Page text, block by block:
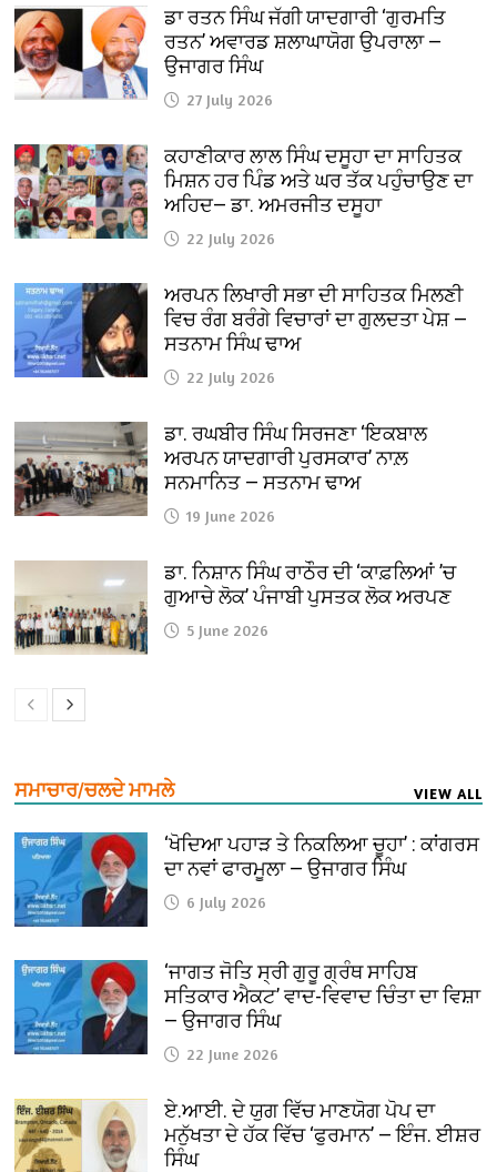
ਡਾ ਰਤਨ ਸਿੰਘ ਜੱਗੀ ਯਾਦਗਾਰੀ ‘ਗੁਰਮਤਿ
ਰਤਨ’ ਅਵਾਰਡ ਸ਼ਲਾਘਾਯੋਗ ਉਪਰਾਲਾ —
ਉਜਾਗਰ ਸਿੰਘ
27 July 2026
ਕਹਾਣੀਕਾਰ ਲਾਲ ਸਿੰਘ ਦਸੂਹਾ ਦਾ ਸਾਹਿਤਕ
ਮਿਸ਼ਨ ਹਰ ਪਿੰਡ ਅਤੇ ਘਰ ਤੱਕ ਪਹੁੰਚਾਉਣ ਦਾ
ਅਹਿਦ— ਡਾ. ਅਮਰਜੀਤ ਦਸੂਹਾ
22 July 2026
ਅਰਪਨ ਲਿਖਾਰੀ ਸਭਾ ਦੀ ਸਾਹਿਤਕ ਮਿਲਣੀ
ਵਿਚ ਰੰਗ ਬਰੰਗੇ ਵਿਚਾਰਾਂ ਦਾ ਗੁਲਦਤਾ ਪੇਸ਼ —
ਸਤਨਾਮ ਸਿੰਘ ਢਾਅ
22 July 2026
ਡਾ. ਰਘਬੀਰ ਸਿੰਘ ਸਿਰਜਣਾ ‘ਇਕਬਾਲ
ਅਰਪਨ ਯਾਦਗਾਰੀ ਪੁਰਸਕਾਰ’ ਨਾਲ਼
ਸਨਮਾਨਿਤ — ਸਤਨਾਮ ਢਾਅ
19 June 2026
ਡਾ. ਨਿਸ਼ਾਨ ਸਿੰਘ ਰਾਠੌਰ ਦੀ ‘ਕਾਫ਼ਲਿਆਂ ’ਚ
ਗੁਆਚੇ ਲੋਕ’ ਪੰਜਾਬੀ ਪੁਸਤਕ ਲੋਕ ਅਰਪਣ
5 June 2026
ਸਮਾਚਾਰ/ਚਲਦੇ ਮਾਮਲੇ VIEW ALL
‘ਖੋਦਿਆ ਪਹਾੜ ਤੇ ਨਿਕਲਿਆ ਚੂਹਾ’ : ਕਾਂਗਰਸ
ਦਾ ਨਵਾਂ ਫਾਰਮੂਲਾ — ਉਜਾਗਰ ਸਿੰਘ
6 July 2026
‘ਜਾਗਤ ਜੋਤਿ ਸ੍ਰੀ ਗੁਰੂ ਗ੍ਰੰਥ ਸਾਹਿਬ
ਸਤਿਕਾਰ ਐਕਟ’ ਵਾਦ-ਵਿਵਾਦ ਚਿੰਤਾ ਦਾ ਵਿਸ਼ਾ
— ਉਜਾਗਰ ਸਿੰਘ
22 June 2026
ਏ.ਆਈ. ਦੇ ਯੁਗ ਵਿੱਚ ਮਾਣਯੋਗ ਪੋਪ ਦਾ
ਮਨੁੱਖਤਾ ਦੇ ਹੱਕ ਵਿੱਚ ‘ਫੁਰਮਾਨ’ — ਇੰਜ. ਈਸ਼ਰ
ਸਿੰਘ